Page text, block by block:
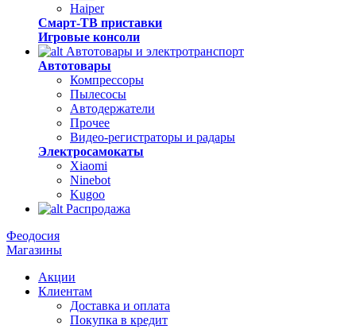
Haiper
Смарт-ТВ приставки
Игровые консоли
Автотовары и электротранспорт
Автотовары
Компрессоры
Пылесосы
Автодержатели
Прочее
Видео-регистраторы и радары
Электросамокаты
Xiaomi
Ninebot
Kugoo
Распродажа
Феодосия
Магазины
Акции
Клиентам
Доставка и оплата
Покупка в кредит